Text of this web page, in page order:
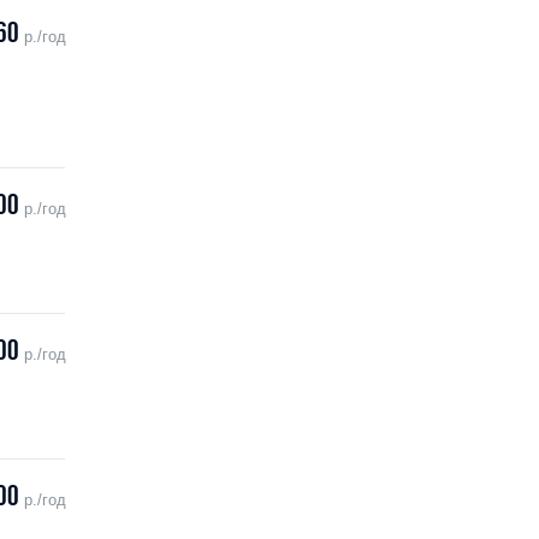
р./год
р./год
р./год
р./год